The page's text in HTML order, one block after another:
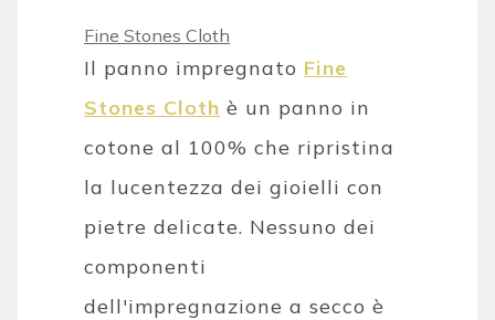
Fine Stones Cloth
Il panno impregnato Fine
Stones Cloth è un panno in
cotone al 100% che ripristina
la lucentezza dei gioielli con
pietre delicate. Nessuno dei
componenti
dell'impregnazione a secco è